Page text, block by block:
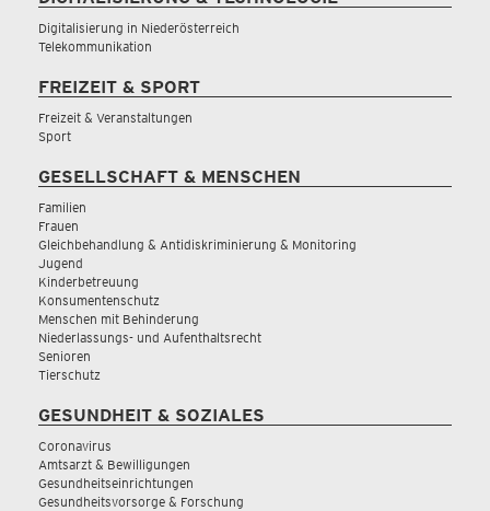
Digitalisierung in Niederösterreich
Telekommunikation
FREIZEIT & SPORT
Freizeit & Veranstaltungen
Sport
GESELLSCHAFT & MENSCHEN
Familien
Frauen
Gleichbehandlung & Antidiskriminierung & Monitoring
Jugend
Kinderbetreuung
Konsumentenschutz
Menschen mit Behinderung
Niederlassungs- und Aufenthaltsrecht
Senioren
Tierschutz
GESUNDHEIT & SOZIALES
Coronavirus
Amtsarzt & Bewilligungen
Gesundheitseinrichtungen
Gesundheitsvorsorge & Forschung